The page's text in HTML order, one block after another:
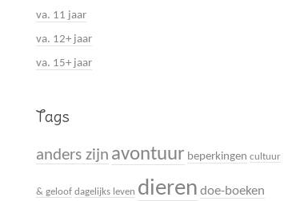
va. 11 jaar
va. 12+ jaar
va. 15+ jaar
Tags
anders zijn avontuur beperkingen cultuur
& geloof dagelijks leven dieren doe-boeken